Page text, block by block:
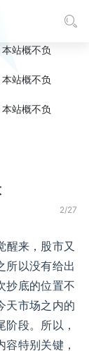
2/27
醒来，股市又
所以没有给出
抄底的位置不
天市场之内的
段。所以，
特别关键，